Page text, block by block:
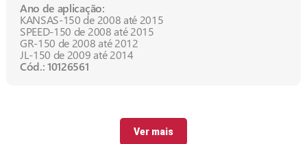
Ano de aplicação:
KANSAS-150 de 2008 até 2015
SPEED-150 de 2008 até 2015
GR-150 de 2008 até 2012
JL-150 de 2009 até 2014
Cód.: 10126561
Ver mais